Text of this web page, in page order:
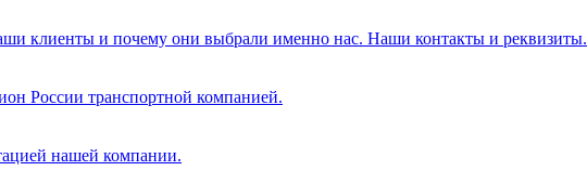
клиенты и почему они выбрали именно нас. Наши контакты и реквизиты.
России транспортной компанией.
нашей компании.